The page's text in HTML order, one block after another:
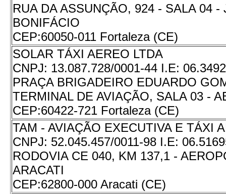
RUA DA ASSUNÇÃO, 924 - SALA 04 -
BONIFÁCIO
CEP:60050-011 Fortaleza (CE)
SOLAR TÁXI AEREO LTDA
CNPJ: 13.087.728/0001-44 I.E:
PRAÇA BRIGADEIRO EDUARDO
TERMINAL DE AVIAÇÃO, SALA 03 -
CEP:60422-721 Fortaleza (CE)
TAM - AVIAÇÃO EXECUTIVA E TÁXI
CNPJ: 52.045.457/0011-98 I.E:
RODOVIA CE 040, KM 137,1 -
ARACATI
CEP:62800-000 Aracati (CE)